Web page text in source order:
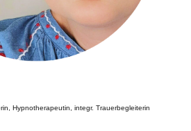
Hypnotherapeutin, integr. Trauerbegleiterin